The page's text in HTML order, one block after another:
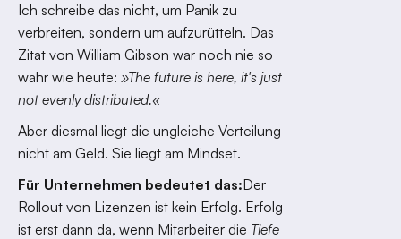
Ich schreibe das nicht, um Panik zu
verbreiten, sondern um aufzurütteln. Das
Zitat von William Gibson war noch nie so
wahr wie heute: »The future is here, it's just
not evenly distributed.«
Aber diesmal liegt die ungleiche Verteilung
nicht am Geld. Sie liegt am Mindset.
Für Unternehmen bedeutet das:Der
Rollout von Lizenzen ist kein Erfolg. Erfolg
ist erst dann da, wenn Mitarbeiter die Tiefe